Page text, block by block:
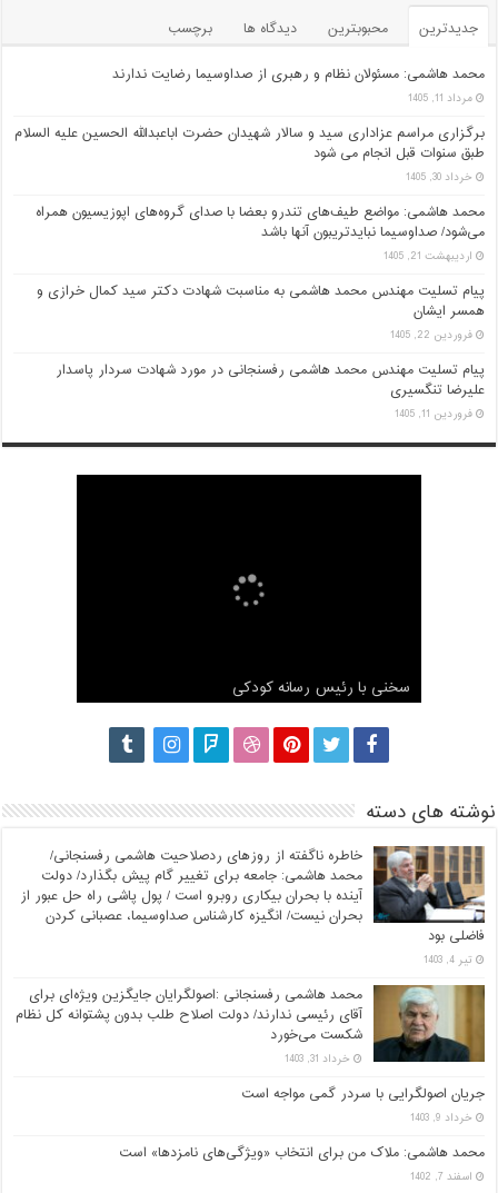
جدیدترین محبوبترین دیدگاه ها برچسب
محمد هاشمی: مسئولان نظام و رهبری از صداوسیما رضایت ندارند
مرداد 11, 1405
برگزاری مراسم عزاداری سید و سالار شهیدان حضرت اباعبدالله الحسین علیه السلام
طبق سنوات قبل انجام می شود
خرداد 30, 1405
محمد هاشمی: مواضع طیف‌های تندرو بعضا با صدای گروه‌های اپوزیسیون همراه
می‌شود/ صداوسیما نبایدتریبون آنها باشد
اردیبهشت 21, 1405
پیام تسلیت مهندس محمد هاشمی به مناسبت شهادت دکتر سید کمال خرازی و
همسر ایشان
فروردین 22, 1405
پیام تسلیت مهندس محمد هاشمی رفسنجانی در مورد شهادت سردار پاسدار
علیرضا تنگسیری
فروردین 11, 1405
مصاحبه با محمد هاشمی برنامه دست خط
سخنی با رئیس رسانه کودکی
ناگفته های محمد هاشمی درباره آیت الله هاشمی
هاشمی رفسنجانی
گزارش کامل ثبت نام محمد هاشمی رفسنجانی
نوشته های دسته
خاطره ناگفته از روزهای ردصلاحیت هاشمی رفسنجانی/
محمد هاشمی: جامعه برای تغییر گام پیش بگذارد/ دولت
آینده با بحران بیکاری روبرو است / پول پاشی راه حل عبور از
بحران نیست/ انگیزه کارشناس صداوسیما، عصبانی کردن
فاضلی بود
تیر 4, 1403
محمد هاشمی رفسنجانی :اصولگرایان جایگزین ویژه‌ای برای
آقای رئیسی ندارند/ دولت اصلاح طلب بدون پشتوانه کل نظام
شکست می‌خورد
خرداد 31, 1403
جریان اصولگرایی با سردر گمی مواجه است
خرداد 9, 1403
محمد هاشمی: ملاک من برای انتخاب «ویژگی‌های نامزدها» است
اسفند 7, 1402